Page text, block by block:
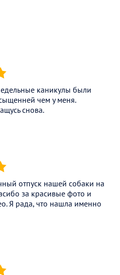
каникулы были
чем у меня.
снова.
отпуск нашей собаки на
за красивые фото и
Я рада, что нашла именно